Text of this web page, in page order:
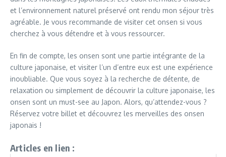
et l’environnement naturel préservé ont rendu mon séjour très
agréable. Je vous recommande de visiter cet onsen si vous
cherchez à vous détendre et à vous ressourcer.
En fin de compte, les onsen sont une partie intégrante de la
culture japonaise, et visiter l’un d’entre eux est une expérience
inoubliable. Que vous soyez à la recherche de détente, de
relaxation ou simplement de découvrir la culture japonaise, les
onsen sont un must-see au Japon. Alors, qu’attendez-vous ?
Réservez votre billet et découvrez les merveilles des onsen
japonais !
Articles en lien :